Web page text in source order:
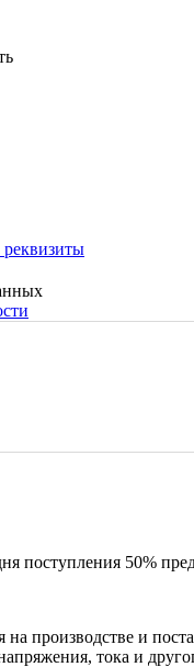
поступления 50%
производстве и
тока и